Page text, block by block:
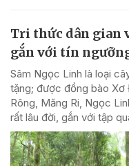
Tri thức dân gian
gắn với tín
Sâm Ngọc Linh là loại
tặng; được đồng bào
Rông, Măng Ri, Ngọc
rất lâu đời, gắn với tập